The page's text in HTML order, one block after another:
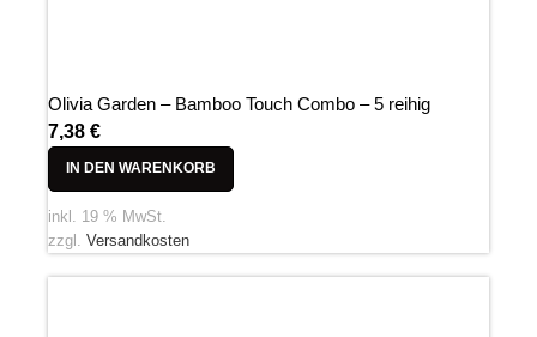
Olivia Garden – Bamboo Touch Combo – 5 reihig
7,38 €
IN DEN WARENKORB
inkl. 19 % MwSt.
zzgl. Versandkosten